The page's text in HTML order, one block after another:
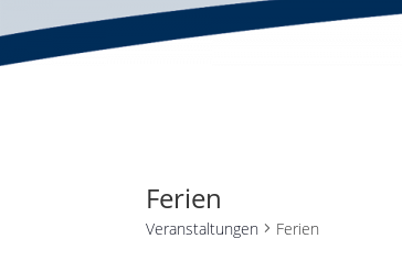
Ferien
Veranstaltungen Ferien